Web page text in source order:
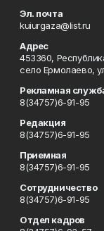
Эл. почта
kuiurgaza@list.ru
Адрес
453360,
село Ермолаево,
Рекламная
8(34757)6-91-95
Редакция
8(34757)6-91-95
Приемная
8(34757)6-91-95
Сотрудничество
8(34757)6-91-95
Отдел кадров